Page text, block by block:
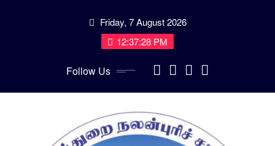
Friday, 7 August 2026
12:37:29 PM
Follow Us